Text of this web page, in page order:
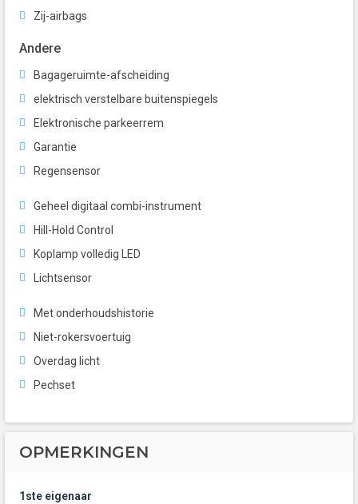
Zij-airbags
Andere
Bagageruimte-afscheiding
elektrisch verstelbare buitenspiegels
Elektronische parkeerrem
Garantie
Regensensor
Geheel digitaal combi-instrument
Hill-Hold Control
Koplamp volledig LED
Lichtsensor
Met onderhoudshistorie
Niet-rokersvoertuig
Overdag licht
Pechset
OPMERKINGEN
1ste eigenaar